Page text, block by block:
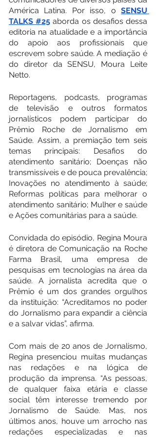
América Latina. Por isso, o SENSU
TALKS #25 aborda os desafios dessa
editoria na atualidade e a importância
do apoio aos profissionais que
escrevem sobre saúde. A mediação é
do diretor da SENSU, Moura Leite
Netto.
Reportagens, podcasts, programas
de televisão e outros formatos
jornalísticos podem participar do
Prêmio Roche de Jornalismo em
Saúde. Assim, a premiação tem seis
temas principais: Desafios do
atendimento sanitário; Doenças não
transmissíveis e de pouca prevalência;
Inovações no atendimento à saúde;
Reformas políticas para melhorar o
atendimento sanitário; Mulher e saúde
e Ações comunitárias para a saúde.
Convidada do episódio, Regina Moura
é diretora de Comunicação na Roche
Farma Brasil, uma empresa de
pesquisas em tecnologias na área da
saúde. A jornalista acredita que o
Prêmio é um dos grandes orgulhos
da instituição: “Acreditamos no poder
do Jornalismo para expandir a ciência
e a salvar vidas”, afirma.
Com mais de 20 anos de Jornalismo,
Regina presenciou muitas mudanças
nas redações e na lógica de
produção da imprensa. “As pessoas,
de qualquer faixa etária e classe
social têm interesse tremendo por
Jornalismo de Saúde. Mas, nos
últimos anos, houve um arrocho nas
redações especializadas e nas